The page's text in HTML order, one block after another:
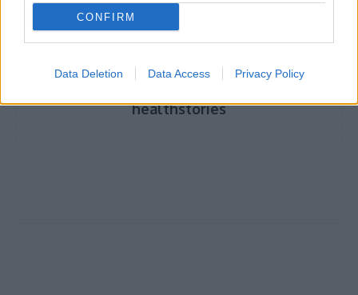
CONFIRM
Data Deletion Data Access Privacy Policy
healthstories